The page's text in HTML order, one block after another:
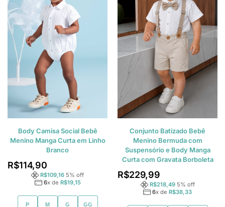
Body Camisa Social Bebê
Menino Manga Curta em Linho
Branco
R$114,90
R$109,16 5% off
6x de R$19,15
P M G GG
Conjunto Batizado Bebê
Menino Bermuda com
Suspensório e Body Manga
Curta com Gravata Borboleta
R$229,99
R$218,49 5% off
6x de R$38,33